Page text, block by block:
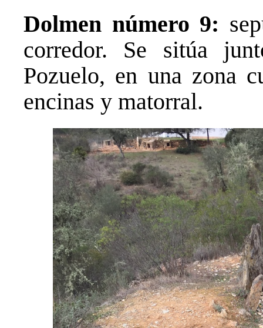
Dolmen número 9:
corredor. Se sitúa
Pozuelo, en una zona
encinas y matorral.